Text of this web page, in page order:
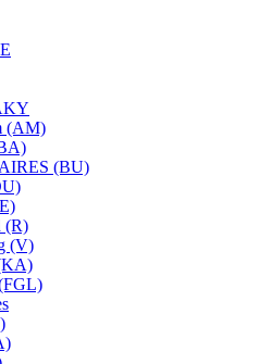
(AM)
(BU)
(R)
(V)